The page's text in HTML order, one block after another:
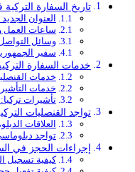
تاريخ السفارة التركية
العنوان
ساعات العمل
وسائل التواصل
سفير
خدمات السفارة
خدمات
خدمات
تأشيرات
تواجد القنصليات
العلاقات
تواجد
إجراءات الحجز في
كيفية تسجيل